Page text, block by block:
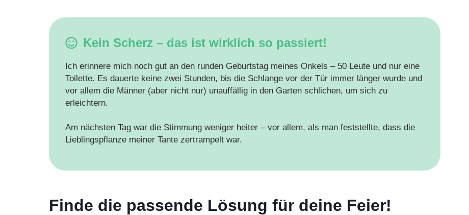
Kein Scherz – das ist wirklich so passiert!
Ich erinnere mich noch gut an den runden Geburtstag meines Onkels – 50 Leute und nur eine
Toilette. Es dauerte keine zwei Stunden, bis die Schlange vor der Tür immer länger wurde und
vor allem die Männer (aber nicht nur) unauffällig in den Garten schlichen, um sich zu
erleichtern.
Am nächsten Tag war die Stimmung weniger heiter – vor allem, als man feststellte, dass die
Lieblingspflanze meiner Tante zertrampelt war.
Finde die passende Lösung für deine Feier!